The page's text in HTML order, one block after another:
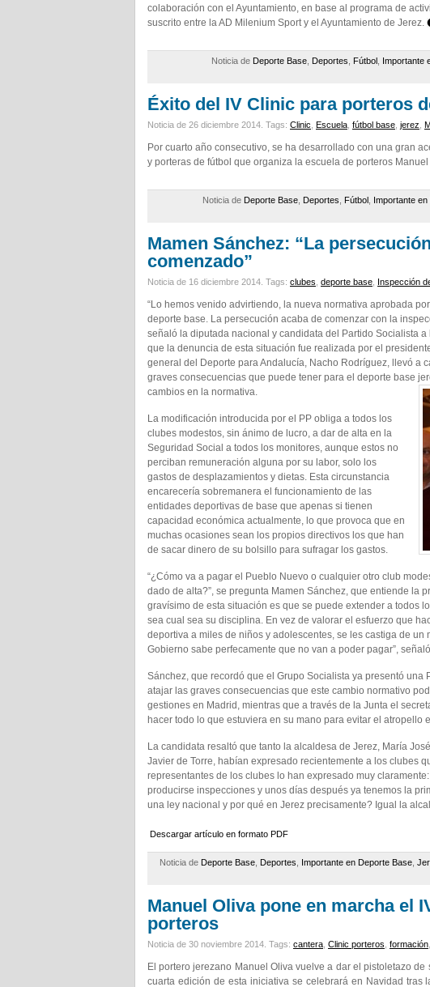
colaboración con el Ayuntamiento, en base al programa de
suscrito entre la AD Milenium Sport y el Ayuntamiento de Jerez.
Noticia de Deporte Base Deportes Fútbol Importante
Éxito del IV Clinic para porteros
Noticia de 26 diciembre 2014. Tags: Clinic Escuela fútbol base jerez
Por cuarto año consecutivo, se ha desarrollado con una gran
y porteras de fútbol que organiza la escuela de porteros Manuel
Noticia de Deporte Base Deportes Fútbol Importante
Mamen Sánchez: “La
comenzado”
Noticia de 16 diciembre 2014. Tags: clubes deporte base Inspección
“Lo hemos venido advirtiendo, la nueva normativa aprobada
deporte base. La persecución acaba de comenzar con la
señaló la diputada nacional y candidata del Partido Socialista
que la denuncia de esta situación fue realizada por el
general del Deporte para Andalucía, Nacho Rodríguez, llevó a
graves consecuencias que puede tener para el deporte base
cambios en la normativa.
La modificación introducida por el PP obliga a todos los
clubes modestos, sin ánimo de lucro, a dar de alta en la
Seguridad Social a todos los monitores, aunque estos no
perciban remuneración alguna por su labor, solo los
gastos de desplazamientos y dietas. Esta circunstancia
encarecería sobremanera el funcionamiento de las
entidades deportivas de base que apenas si tienen
capacidad económica actualmente, lo que provoca que en
muchas ocasiones sean los propios directivos los que han
de sacar dinero de su bolsillo para sufragar los gastos.
“¿Cómo va a pagar el Pueblo Nuevo o cualquier otro club
dado de alta?”, se pregunta Mamen Sánchez, que entiende la
gravísimo de esta situación es que se puede extender a todos
sea cual sea su disciplina. En vez de valorar el esfuerzo que
deportiva a miles de niños y adolescentes, se les castiga de un
Gobierno sabe perfecamente que no van a poder pagar”,
Sánchez, que recordó que el Grupo Socialista ya presentó
atajar las graves consecuencias que este cambio normativo
gestiones en Madrid, mientras que a través de la Junta el
hacer todo lo que estuviera en su mano para evitar el atropello
La candidata resaltó que tanto la alcaldesa de Jerez, María
Javier de Torre, habían expresado recientemente a los clubes
representantes de los clubes lo han expresado muy
producirse inspecciones y unos días después ya tenemos la
una ley nacional y por qué en Jerez precisamente? Igual la
Descargar artículo en formato PDF
Noticia de Deporte Base Deportes Importante en Deporte Base
Manuel Oliva pone en marcha el
porteros
Noticia de 30 noviembre 2014. Tags: cantera Clinic porteros formación
El portero jerezano Manuel Oliva vuelve a dar el pistoletazo
cuarta edición de esta iniciativa se celebrará en Navidad